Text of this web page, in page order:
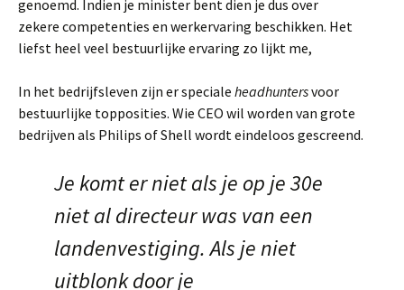
genoemd. Indien je minister bent dien je dus over
zekere competenties en werkervaring beschikken. Het
liefst heel veel bestuurlijke ervaring zo lijkt me,
In het bedrijfsleven zijn er speciale headhuntersvoor
bestuurlijke topposities. Wie CEO wil worden van grote
bedrijven als Philips of Shell wordt eindeloos gescreend.
Je komt er niet als je op je 30e
niet al directeur was van een
landenvestiging. Als je niet
uitblonk door je